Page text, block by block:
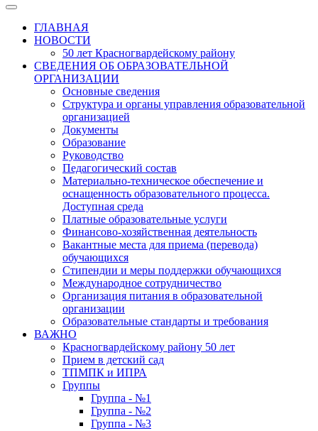
ГЛАВНАЯ
НОВОСТИ
50 лет Красногвардейскому району
СВЕДЕНИЯ ОБ ОБРАЗОВАТЕЛЬНОЙ
ОРГАНИЗАЦИИ
Основные сведения
Структура и органы управления образовательной
организацией
Документы
Образование
Руководство
Педагогический состав
Материально-техническое обеспечение и
оснащенность образовательного процесса.
Доступная среда
Платные образовательные услуги
Финансово-хозяйственная деятельность
Вакантные места для приема (перевода)
обучающихся
Стипендии и меры поддержки обучающихся
Международное сотрудничество
Организация питания в образовательной
организации
Образовательные стандарты и требования
ВАЖНО
Красногвардейскому району 50 лет
Прием в детский сад
ТПМПК и ИПРА
Группы
Группа - №1
Группа - №2
Группа - №3